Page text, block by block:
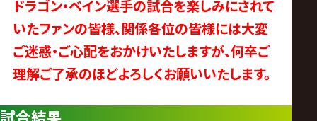
レ
ス
リ
ドラゴン・ベイン選手の試合を楽しみにされて
いたファンの皆様、関係各位の皆様には大変
ご迷惑・ご心配をおかけいたしますが、何卒ご
理解ご了承のほどよろしくお願いいたします。
試合結果